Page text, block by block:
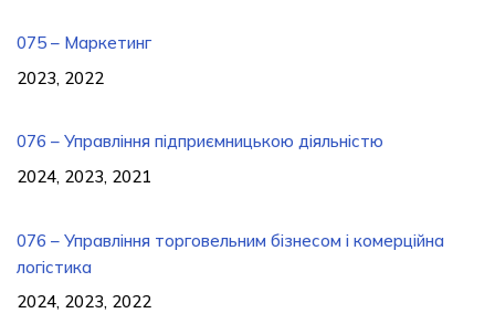
075 – Маркетинг
2023, 2022
076 – Управління підприємницькою діяльністю
2024, 2023, 2021
076 – Управління торговельним бізнесом і комерційна
логістика
2024, 2023, 2022